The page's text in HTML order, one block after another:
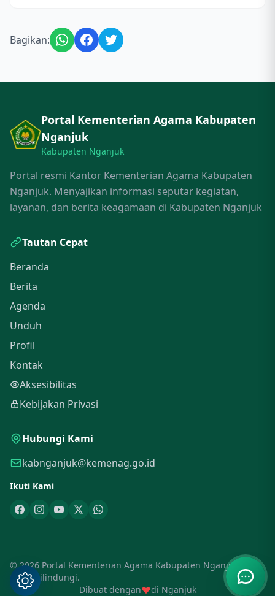
Bagikan:
Portal Kementerian Agama Kabupaten
Nganjuk
Kabupaten Nganjuk
Portal resmi Kantor Kementerian Agama Kabupaten
Nganjuk. Menyajikan informasi seputar kegiatan,
layanan, dan berita keagamaan di Kabupaten Nganjuk
Tautan Cepat
Beranda
Berita
Agenda
Unduh
Profil
Kontak
Aksesibilitas
Kebijakan Privasi
Hubungi Kami
kabnganjuk@kemenag.go.id
Ikuti Kami
© 2026 Portal Kementerian Agama Kabupaten Nganjuk. Hak
Cipta Dilindungi.
Dibuat dengan
di Nganjuk